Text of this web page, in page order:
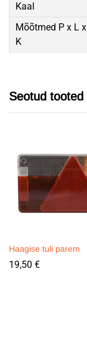
Kaal
Mõõtmed P x L x
K
Seotud tooted
Haagise tuli parem
19,50 €